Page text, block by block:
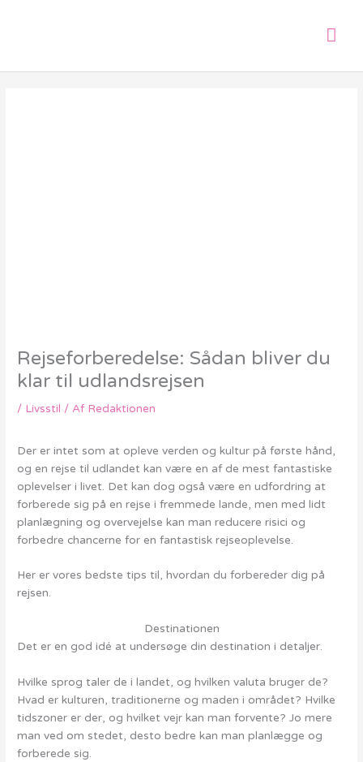
Rejseforberedelse: Sådan bliver du
klar til udlandsrejsen
/ Livsstil / Af Redaktionen
Der er intet som at opleve verden og kultur på første hånd,
og en rejse til udlandet kan være en af de mest fantastiske
oplevelser i livet. Det kan dog også være en udfordring at
forberede sig på en rejse i fremmede lande, men med lidt
planlægning og overvejelse kan man reducere risici og
forbedre chancerne for en fantastisk rejseoplevelse.
Her er vores bedste tips til, hvordan du forbereder dig på
rejsen.
Destinationen
Det er en god idé at undersøge din destination i detaljer.
Hvilke sprog taler de i landet, og hvilken valuta bruger de?
Hvad er kulturen, traditionerne og maden i området? Hvilke
tidszoner er der, og hvilket vejr kan man forvente? Jo mere
man ved om stedet, desto bedre kan man planlægge og
forberede sig.